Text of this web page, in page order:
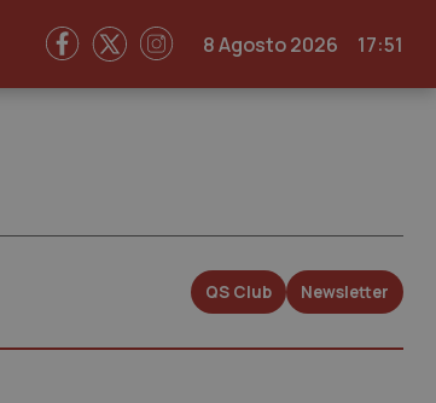
8 Agosto 2026 17:51
QS Club Newsletter